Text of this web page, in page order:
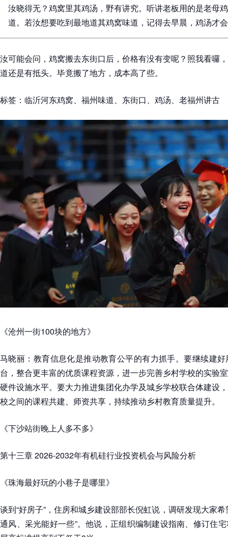
汝晓得无？鸡窝里其鸡汤，野有讲究。听讲老板用的是老母
道。若汝想要吃到最地道其鸡窝味道，记得去早晨，鸡汤才
汝可能会问，鸡窝搬去东街口后，价格有没有变呢？照我看囉
道还是有抵头。毕竟搬了地方，成本高了些。
标签：临沂河东鸡窝、福州味道、东街口、鸡汤、老福州讲古
《沧州一街100块的地方》
马晓丽：教育信息化是推动教育公平的有力抓手。要继续建
台，整合更丰富的优质课程资源，进一步完善乡村学校的实验
硬件设施水平。要大力推进集团化办学及城乡学校联合体建设
校之间的课程共建、师资共享，持续推动乡村教育质量提升。
《下沙站街晚上人多不多》
第十三章 2026-2032年有机硅行业投资机会与风险分析
《珠海最好玩的小巷子是哪里》
谈到“好房子”，住房和城乡建设部部长倪虹说，调研发现大家
通风、采光能好一些”。他说，正组织编制建设指南、修订住